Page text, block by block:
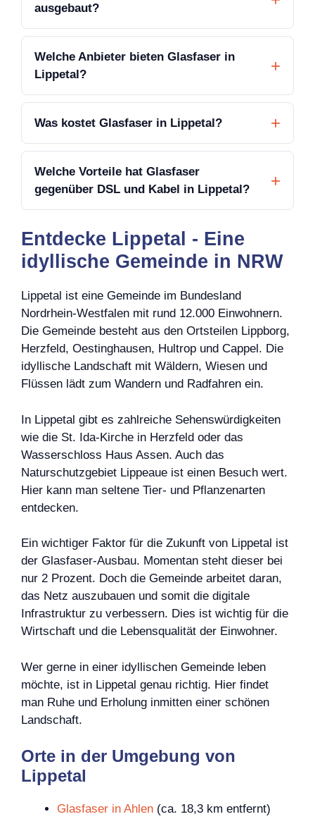
ausgebaut?
Welche Anbieter bieten Glasfaser in
Lippetal?
Was kostet Glasfaser in Lippetal?
Welche Vorteile hat Glasfaser
gegenüber DSL und Kabel in Lippetal?
Entdecke Lippetal - Eine
idyllische Gemeinde in NRW
Lippetal ist eine Gemeinde im Bundesland
Nordrhein-Westfalen mit rund 12.000 Einwohnern.
Die Gemeinde besteht aus den Ortsteilen Lippborg,
Herzfeld, Oestinghausen, Hultrop und Cappel. Die
idyllische Landschaft mit Wäldern, Wiesen und
Flüssen lädt zum Wandern und Radfahren ein.
In Lippetal gibt es zahlreiche Sehenswürdigkeiten
wie die St. Ida-Kirche in Herzfeld oder das
Wasserschloss Haus Assen. Auch das
Naturschutzgebiet Lippeaue ist einen Besuch wert.
Hier kann man seltene Tier- und Pflanzenarten
entdecken.
Ein wichtiger Faktor für die Zukunft von Lippetal ist
der Glasfaser-Ausbau. Momentan steht dieser bei
nur 2 Prozent. Doch die Gemeinde arbeitet daran,
das Netz auszubauen und somit die digitale
Infrastruktur zu verbessern. Dies ist wichtig für die
Wirtschaft und die Lebensqualität der Einwohner.
Wer gerne in einer idyllischen Gemeinde leben
möchte, ist in Lippetal genau richtig. Hier findet
man Ruhe und Erholung inmitten einer schönen
Landschaft.
Orte in der Umgebung von
Lippetal
Glasfaser in Ahlen (ca. 18,3 km entfernt)